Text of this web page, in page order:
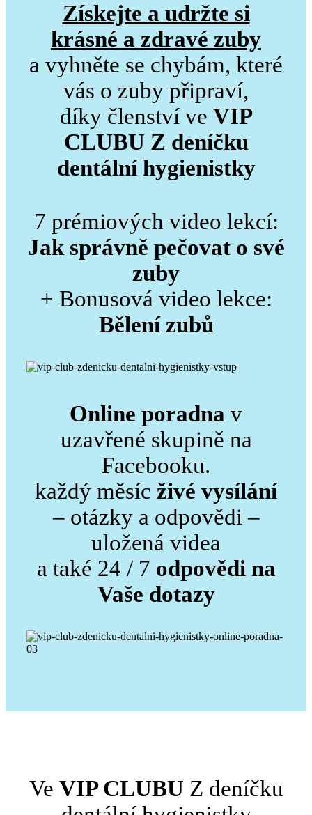
Získejte a udržte si
krásné a zdravé zuby
a vyhněte se chybám, které
vás o zuby připraví,
díky členství ve VIP
CLUBU Z deníčku
dentální hygienistky
7 prémiových video lekcí:
Jak správně pečovat o své
zuby
+ Bonusová video lekce:
Bělení zubů
Online poradna v
uzavřené skupině na
Facebooku.
každý měsíc živé vysílání
– otázky a odpovědi –
uložená videa
a také 24 / 7 odpovědi na
Vaše dotazy
Ve VIP CLUBU Z deníčku